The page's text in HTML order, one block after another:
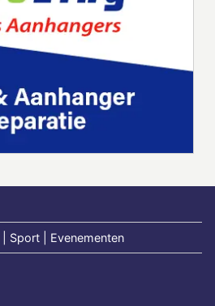
Sport | Evenementen